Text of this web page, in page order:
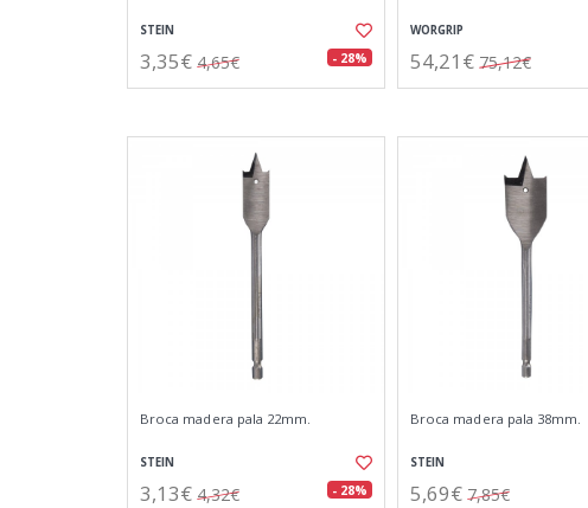
STEIN
3,35€ 4,65€ - 28%
WORGRIP
54,21€ 75,12€
Broca madera pala 22mm.
STEIN
3,13€ 4,32€ - 28%
Broca madera pala 38mm.
STEIN
5,69€ 7,85€